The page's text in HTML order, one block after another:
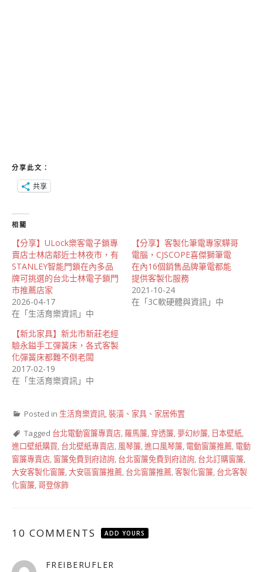
分享此文：
共享
相關
【分享】ULock樂客電子鎖專
賣店士林店鄰近士林夜市，有
STANLEY智能門鎖在內多品
牌可挑選的台北士林電子鎖門
市推薦店家
2026-04-17
在「生活育樂資訊」中
【分享】客製化筆電專家驊哥
電腦，CJSCOPE喜傑獅筆電
在內16個銷售品牌筆電都能
提供客製化服務
2021-10-24
在「3C軟硬體與資訊」中
【新北家具】新北市新莊老經
驗永鎰手工彈簧床，各式客製
化彈簧床都難不倒老闆
2017-02-19
在「生活育樂資訊」中
Posted in 生活育樂資訊,裝潢、家具、家居佈置
Tagged 台北電動窗簾專賣店, 羅馬簾, 穿透簾,夢幻紗簾, 日本壁紙,
進口壁紙購買, 台北壁紙專賣店, 風琴簾,進口風琴簾, 電動窗簾推薦, 電動
窗簾專賣店, 窗簾免費到府諮詢, 台北窗簾免費到府諮詢, 台北訂購窗簾,
大安客製化窗簾,大安區窗簾推薦, 台北窗簾推薦,客製化窗簾, 台北客製
化窗簾,哥登傢飾
10 COMMENTS ADD YOURS
FREIBERUFLER